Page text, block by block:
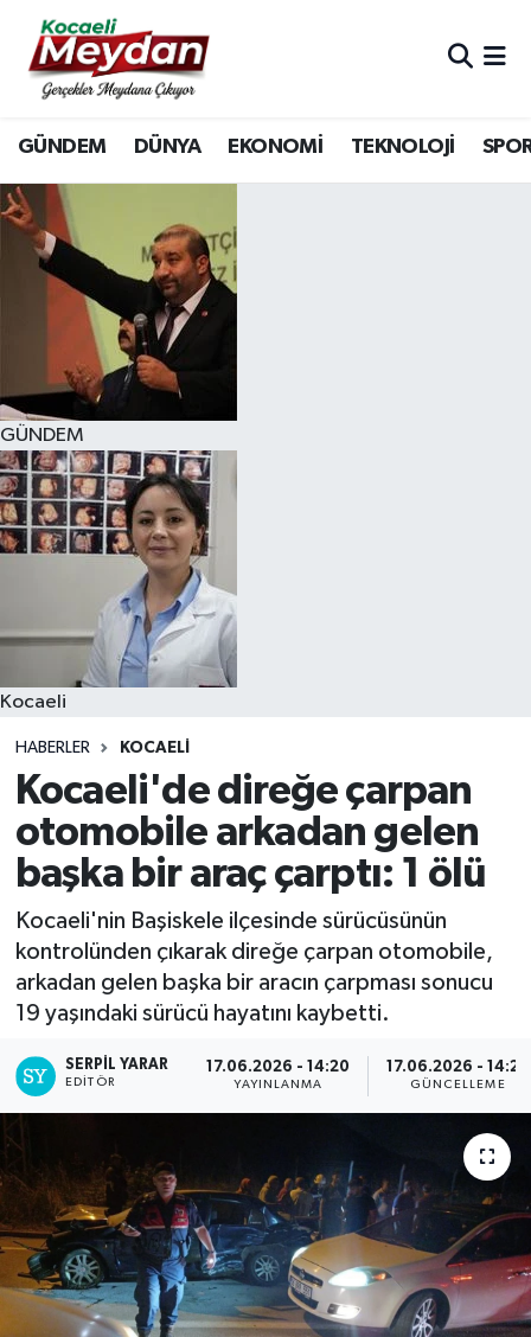
GÜNDEM DÜNYA EKONOMİ TEKNOLOJİ
GÜNDEM
Kocaeli
HABERLER KOCAELI
Kocaeli'de direğe çarpan
otomobile arkadan gelen
başka bir araç çarptı: 1 ölü
Kocaeli'nin Başiskele ilçesinde sürücüsünün
kontrolünden çıkarak direğe çarpan otomobile,
arkadan gelen başka bir aracın çarpması sonucu
19 yaşındaki sürücü hayatını kaybetti.
SERPİL YARAR
EDITÖR
17.06.2026 - 14:20
YAYINLANMA
17.06.2026 - 14:25
GÜNCELLEME
Nöbetçi Eczaneler
Hava Durumu
Trafik Durumu
Süper Lig Puan Durumu ve Fikstür
Tüm Manşetler
Son Dakika Haberleri
Haber Arşivi